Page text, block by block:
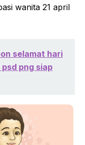
wanita 21 april
selamat hari
png siap